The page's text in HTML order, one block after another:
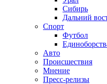
Сибирь
Дальний
Спорт
Футбол
Авто
Происшествия
Мнение
Пресс-релизы